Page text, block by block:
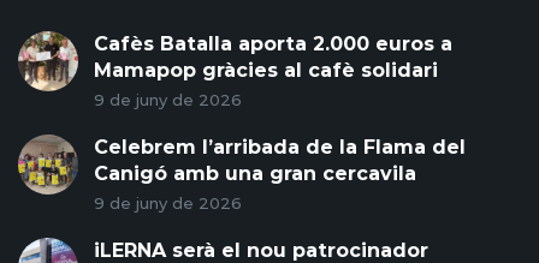
Cafès Batalla aporta 2.000 euros a
Mamapop gràcies al cafè solidari
9 de juny de 2026
Celebrem l’arribada de la Flama del
Canigó amb una gran cercavila
9 de juny de 2026
iLERNA serà el nou patrocinador